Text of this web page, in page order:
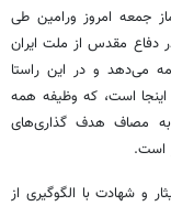
جمعه امروز ورامین طی
دفاع مقدس از ملت ایران
می‌دهد و در این راستا
اینجا است، که وظیفه همه
به مصاف هدف گذاری‌های
است.
و شهادت با الگوگیری از